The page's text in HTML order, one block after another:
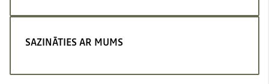
SAZINĀTIES AR MUMS